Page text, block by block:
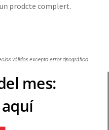
prodcte complert.
válidos excepto error tipográfico
mes: